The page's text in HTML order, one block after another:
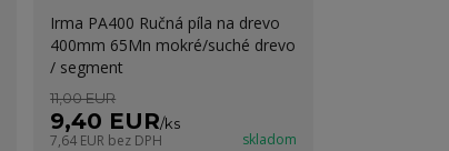
Irma PA400 Ručná píla na drevo
400mm 65Mn mokré/suché drevo
/ segment
11,00 EUR
9,40 EUR/ks
7,64 EUR bez DPH skladom